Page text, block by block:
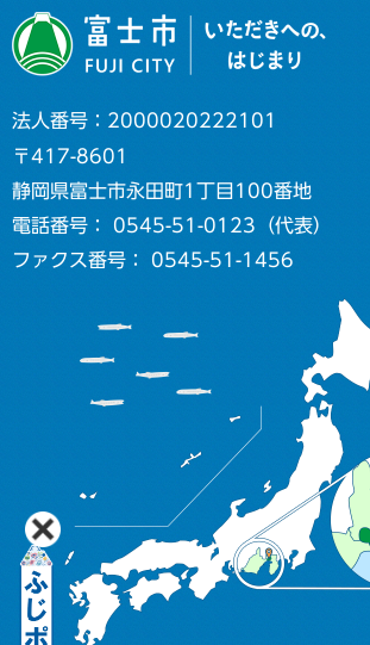
法人番号：2000020222101
〒417-8601
静岡県富士市永田町1丁目100番地
電話番号： 0545-51-0123（代表）
ファクス番号： 0545-51-1456